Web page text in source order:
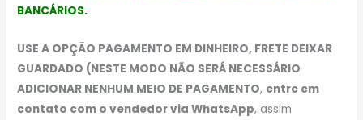
BANCÁRIOS.
USE A OPÇÃO PAGAMENTO EM DINHEIRO, FRETE DEIXAR
GUARDADO (NESTE MODO NÃO SERÁ NECESSÁRIO
ADICIONAR NENHUM MEIO DE PAGAMENTO, entre em
contato com o vendedor via WhatsApp, assim